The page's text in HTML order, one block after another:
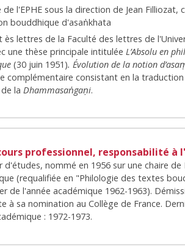
de l'EPHE sous la direction de Jean Filliozat,
bouddhique d'asaṅkhata
ès lettres de la Faculté des lettres de
une thèse principale intitulée L’Absolu en
(30 juin 1951). Évolution de la notion
complémentaire consistant en la
la Dhammasaṅgaṇi.
professionnel, responsabilité à
d'études, nommé en 1956 sur une chaire de
(requalifiée en "Philologie des textes
de l'année académique 1962-1963).
à sa nomination au Collège de France.
: 1972-1973.